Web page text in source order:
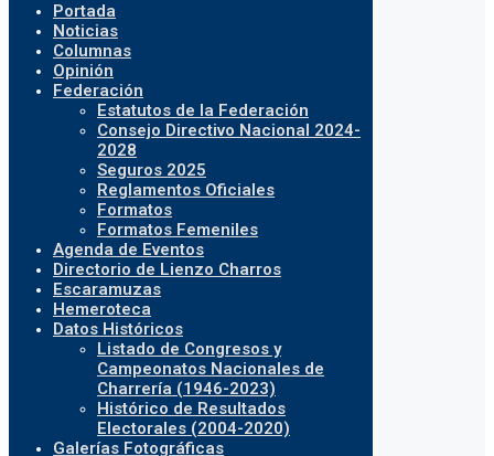
Portada
Noticias
Columnas
Opinión
Federación
Estatutos de la Federación
Consejo Directivo Nacional 2024-
2028
Seguros 2025
Reglamentos Oficiales
Formatos
Formatos Femeniles
Agenda de Eventos
Directorio de Lienzo Charros
Escaramuzas
Hemeroteca
Datos Históricos
Listado de Congresos y
Campeonatos Nacionales de
Charrería (1946-2023)
Histórico de Resultados
Electorales (2004-2020)
Galerías Fotográficas